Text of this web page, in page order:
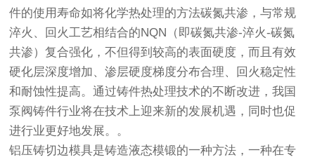
件的使用寿命如将化学热处理的方法碳氮共渗，与常规
淬火、回火工艺相结合的NQN（即碳氮共渗-淬火-碳氮
共渗）复合强化，不但得到较高的表面硬度，而且有效
硬化层深度增加、渗层硬度梯度分布合理、回火稳定性
和耐蚀性提高。通过铸件热处理技术的不断改进，我国
泵阀铸件行业将在技术上迎来新的发展机遇，同时也促
进行业更好地发展。。
铝压铸切边模具是铸造液态模锻的一种方法，一种在专